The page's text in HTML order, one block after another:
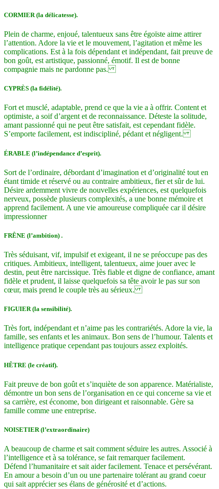
CORMIER (la délicatesse).
Plein de charme, enjoué, talentueux sans être égoïste aime attirer
l’attention. Adore la vie et le mouvement, l’agitation et même les
complications. Est à la fois dépendant et indépendant, fait preuve de
bon goût, est artistique, passionné, émotif. Il est de bonne
compagnie mais ne pardonne pas.
CYPRÈS (la fidélité).
Fort et musclé, adaptable, prend ce que la vie a à offrir. Content et
optimiste, a soif d’argent et de reconnaissance. Déteste la solitude,
amant passionné qui ne peut être satisfait, est cependant fidèle.
S’emporte facilement, est indiscipliné, pédant et négligent.
ÉRABLE (l’indépendance d’esprit).
Sort de l’ordinaire, débordant d’imagination et d’originalité tout en
étant timide et réservé ou au contraire ambitieux, fier et sûr de lui.
Désire ardemment vivre de nouvelles expériences, est quelquefois
nerveux, possède plusieurs complexités, a une bonne mémoire et
apprend facilement. A une vie amoureuse compliquée car il désire
impressionner
FRÊNE (l’ambition) .
Très séduisant, vif, impulsif et exigeant, il ne se préoccupe pas des
critiques. Ambitieux, intelligent, talentueux, aime jouer avec le
destin, peut être narcissique. Très fiable et digne de confiance, amant
fidèle et prudent, il laisse quelquefois sa tête avoir le pas sur son
cœur, mais prend le couple très au sérieux.
FIGUIER (la sensibilité).
Très fort, indépendant et n’aime pas les contrariétés. Adore la vie, la
famille, ses enfants et les animaux. Bon sens de l’humour. Talents et
intelligence pratique cependant pas toujours assez exploités.
HÊTRE (le créatif).
Fait preuve de bon goût et s’inquiète de son apparence. Matérialiste,
démontre un bon sens de l’organisation en ce qui concerne sa vie et
sa carrière, est économe, bon dirigeant et raisonnable. Gère sa
famille comme une entreprise.
NOISETIER (l’extraordinaire)
A beaucoup de charme et sait comment séduire les autres. Associé à
l’intelligence et à sa tolérance, se fait remarquer facilement.
Défend l’humanitaire et sait aider facilement. Tenace et persévérant.
En amour a besoin d’un ou une partenaire tolérant au grand coeur
qui sait apprécier ses élans de générosité et d’actions.